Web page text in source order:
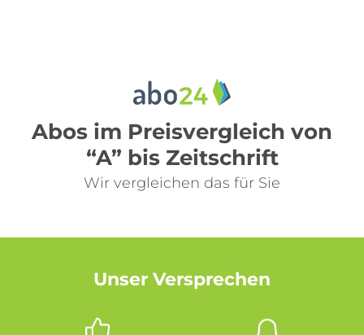
Abos im Preisvergleich von
“A” bis Zeitschrift
Wir vergleichen das für Sie
Unser Versprechen